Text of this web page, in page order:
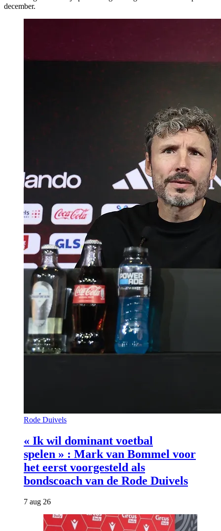
december.
Rode Duivels
« Ik wil dominant voetbal
spelen » : Mark van Bommel voor
het eerst voorgesteld als
bondscoach van de Rode Duivels
7 aug 26